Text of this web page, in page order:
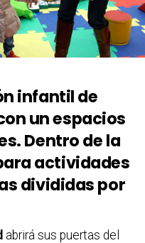
infantil de
un espacios
Dentro de la
actividades
divididas por
abrirá sus puertas del